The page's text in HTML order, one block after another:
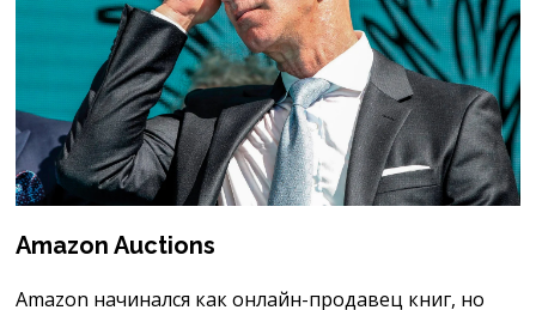
Amazon Auctions
Amazon начинался как онлайн-продавец книг, но